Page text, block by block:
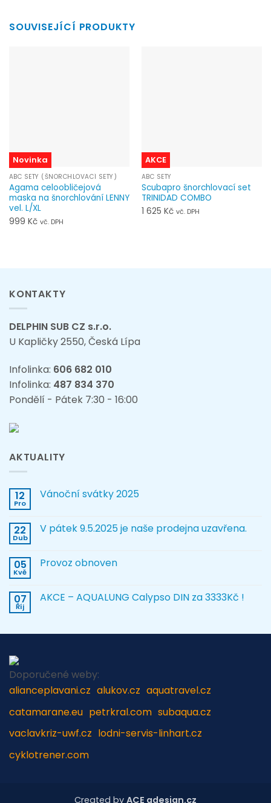
SOUVISEJÍCÍ PRODUKTY
Novinka
ABC SETY (ŠNORCHLOVACÍ SETY)
Agama celoobličejová
maska na šnorchlování LENNY
vel. L/XL
999 Kč vč. DPH
AKCE
ABC SETY
Scubapro šnorchlovací set
TRINIDAD COMBO
1 625 Kč vč. DPH
KONTAKTY
DELPHIN SUB CZ s.r.o.
U Kapličky 2550, Česká Lípa
Infolinka: 606 682 010
Infolinka: 487 834 370
Pondělí - Pátek 7:30 - 16:00
AKTUALITY
12
Pro
Vánoční svátky 2025
22
Dub
V pátek 9.5.2025 je naše prodejna uzavřena.
05
Kvě
Provoz obnoven
07
Říj
AKCE – AQUALUNG Calypso DIN za 3333Kč !
Doporučené weby:
alianceplavani.cz alukov.cz aquatravel.cz
catamarane.eu petrkral.com subaqua.cz
vaclavkriz-uwf.cz lodni-servis-linhart.cz
cyklotrener.com
Created by ACE adesign.cz